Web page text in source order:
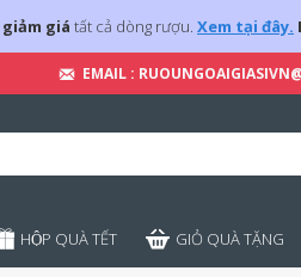
giảm giá tất cả dòng rượu. Xem tại đây.
EMAIL :
HỘP QUÀ TẾT GIỎ QUÀ TẶNG